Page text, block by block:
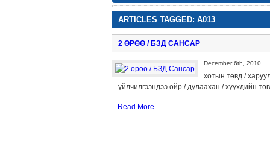
ARTICLES TAGGED: A013
2 ӨРӨӨ / БЗД САНСАР
December 6th, 2010
хотын төвд /
үйлчилгээндээ ойр / дулаахан / хүүхдийн
...Read More